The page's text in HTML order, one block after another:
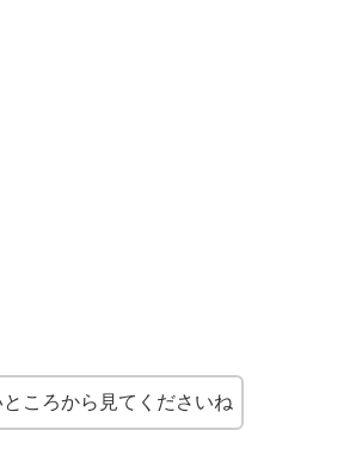
ところから見てくださいね